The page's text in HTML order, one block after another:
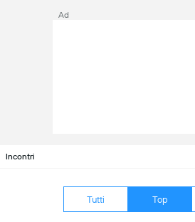
Ad
Incontri
Tutti Top